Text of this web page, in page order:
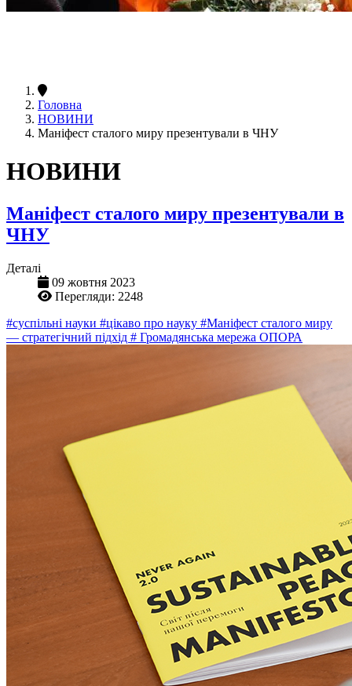
Головна
НОВИНИ
Маніфест сталого миру презентували в ЧНУ
НОВИНИ
Маніфест сталого миру презентували в
ЧНУ
Деталі
09 жовтня 2023
Перегляди: 2248
#суспільні науки #цікаво про науку #Маніфест сталого миру
— стратегічний підхід # Громадянська мережа ОПОРА